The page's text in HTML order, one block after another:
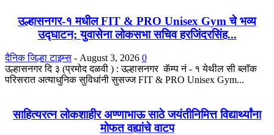
उल्हासनगर-१ मधील FIT & PRO Unisex Gym चे भव्य
उद्घाटन; युवासेना लोकसभा सचिव हरजिंदरसिंह...
दैनिक जिल्हा टाइम्स - August 3, 2026 0
उल्हासनगर दि ३ (प्रमोद दळवी ) : उल्हासनगर कॅम्प नं - १ येथील सी ब्लॉक
परिसरात अत्याधुनिक सुविधांनी सुसज्ज FIT & PRO Unisex Gym...
साहित्यरत्न लोकशाहीर अण्णाभाऊ साठे जयंतीनिमित्त विद्यार्थ्यांना
मोफत वह्यांचे वाटप